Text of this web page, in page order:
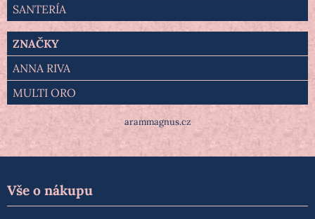
SANTERÍA
ZNAČKY
ANNA RIVA
MULTI ORO
arammagnus.cz
Vše o nákupu